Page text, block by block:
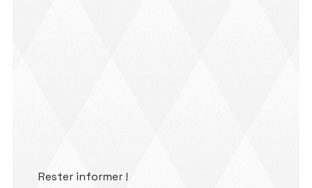
Rester informer !